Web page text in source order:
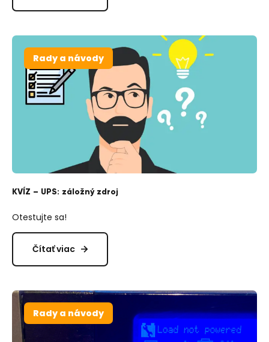
Rady a návody
KVÍZ – UPS: záložný zdroj
Otestujte sa!
Čítať viac
Rady a návody